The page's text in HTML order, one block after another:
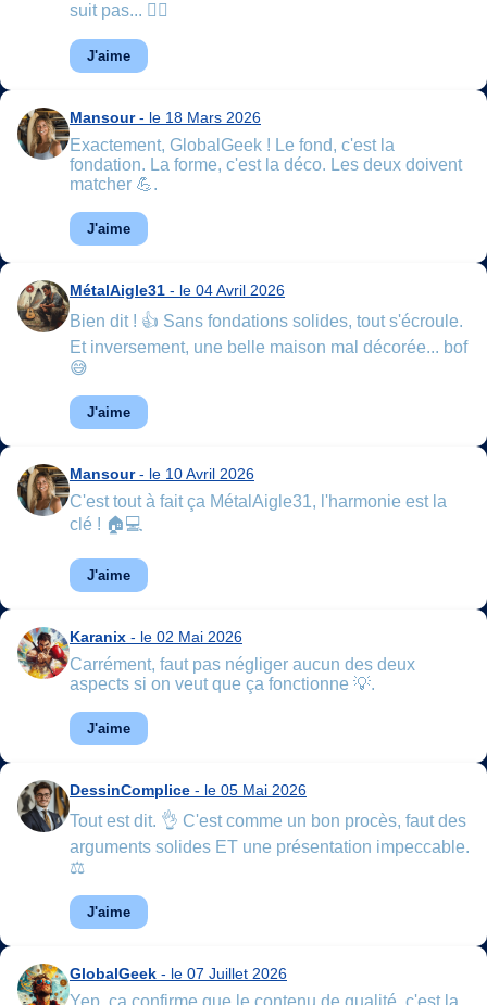
suit pas... 🤷‍♂️
J'aime
Mansour- le 18 Mars 2026
Exactement, GlobalGeek ! Le fond, c'est la
fondation. La forme, c'est la déco. Les deux doivent
matcher 💪.
J'aime
MétalAigle31 - le 04 Avril 2026
Bien dit ! 👍 Sans fondations solides, tout s'écroule.
Et inversement, une belle maison mal décorée... bof
😅
J'aime
Mansour- le 10 Avril 2026
C'est tout à fait ça MétalAigle31, l'harmonie est la
clé ! 🏠💻
J'aime
Karanix - le 02 Mai 2026
Carrément, faut pas négliger aucun des deux
aspects si on veut que ça fonctionne 💡.
J'aime
DessinComplice - le 05 Mai 2026
Tout est dit. 👌 C'est comme un bon procès, faut des
arguments solides ET une présentation impeccable.
⚖️
J'aime
GlobalGeek - le 07 Juillet 2026